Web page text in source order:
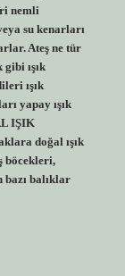
nemli
su kenarları
Ateş ne tür
gibi ışık
ışık
yapay ışık
IŞIK
doğal ışık
böcekleri,
bazı balıklar